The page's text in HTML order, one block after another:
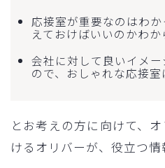
応接室が重要なのはわ
えておけばいいのかわか
会社に対して良いイメ
ので、おしゃれな応接室
とお考えの方に向けて、
けるオリバーが、役立つ情